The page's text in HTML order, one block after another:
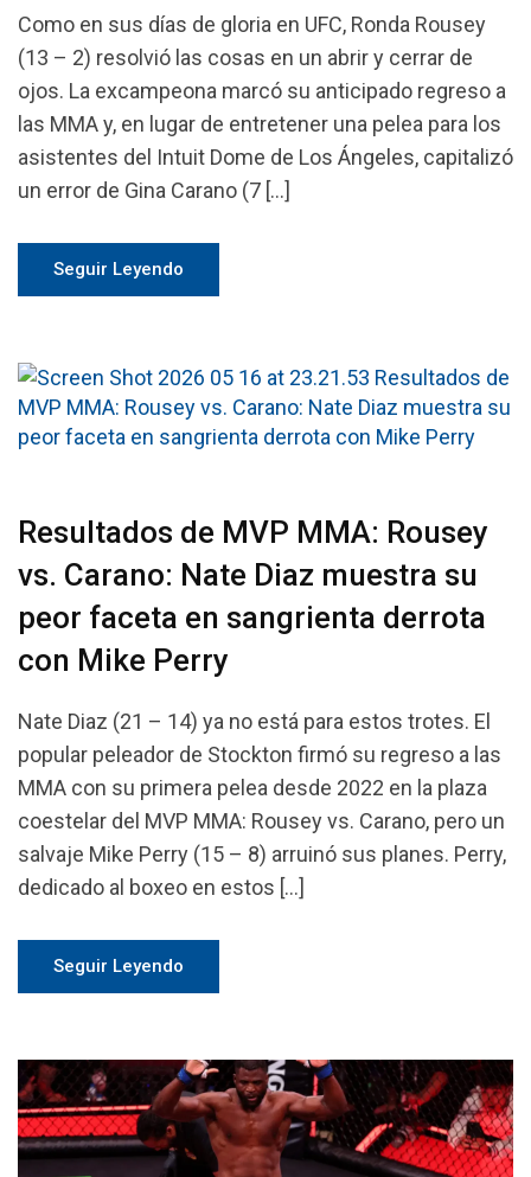
Como en sus días de gloria en UFC, Ronda Rousey
(13 – 2) resolvió las cosas en un abrir y cerrar de
ojos. La excampeona marcó su anticipado regreso a
las MMA y, en lugar de entretener una pelea para los
asistentes del Intuit Dome de Los Ángeles, capitalizó
un error de Gina Carano (7 […]
Seguir Leyendo
Resultados de MVP MMA: Rousey
vs. Carano: Nate Diaz muestra su
peor faceta en sangrienta derrota
con Mike Perry
Nate Diaz (21 – 14) ya no está para estos trotes. El
popular peleador de Stockton firmó su regreso a las
MMA con su primera pelea desde 2022 en la plaza
coestelar del MVP MMA: Rousey vs. Carano, pero un
salvaje Mike Perry (15 – 8) arruinó sus planes. Perry,
dedicado al boxeo en estos […]
Seguir Leyendo